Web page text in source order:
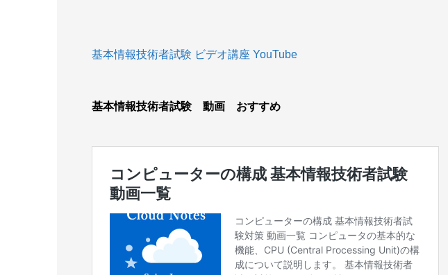
基本情報技術者試験 ビデオ講座 YouTube
基本情報技術者試験 動画 おすすめ